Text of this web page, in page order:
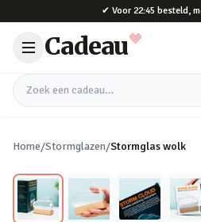
✔ Voor 22:45 besteld,
Cadeau
Zoek een cadeau
Home/Stormglazen/Stormglas wolk